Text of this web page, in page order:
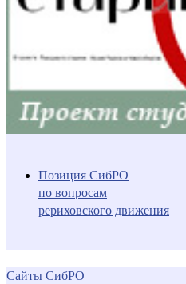
Позиция СибРО
по вопросам
рериховского движения
Сайты СибРО